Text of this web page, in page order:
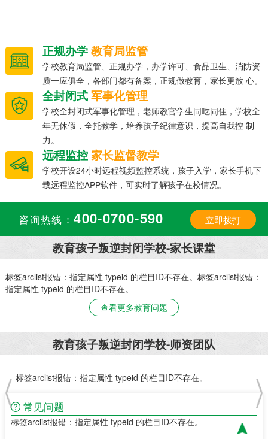
正规办学教育局监管
学校教育局监管、正规办学，办学许可、食品卫生、消防资
质一应俱全，各部门都有备案，正规做教育，家长更放 心。
全封闭式军事化管理
学校全封闭式军事化管理，老师教官学生同吃同住，学校全
年无休假，全托教学，培养孩子纪律意识，提高自我控 制
力。
远程监控家长监督教学
学校开设24小时远程视频监控系统，孩子入学，家长手机下
载远程监控APP软件，可实时了解孩子在校情况。
咨询热线：400-0700-590 立即拨打
教育孩子叛逆封闭学校-家长课堂
标签arclist报错：指定属性 typeid 的栏目ID不存在。标签arclist报错：
指定属性 typeid 的栏目ID不存在。
查看更多教育问题
教育孩子叛逆封闭学校-师资团队
标签arclist报错：指定属性 typeid 的栏目ID不存在。 标
常见问题
标签arclist报错：指定属性 typeid 的栏目ID不存在。